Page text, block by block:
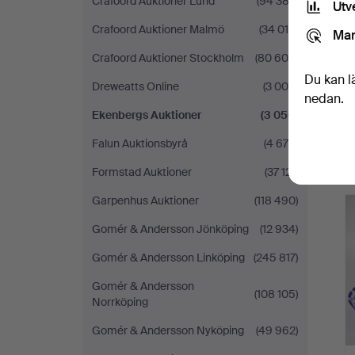
Crafoord Auktioner Malmö
(34 018)
Crafoord Auktioner Stockholm
(80 609)
Dreweatts Online
(3 000)
Ekenbergs Auktioner
(3 050)
Falun Auktionsbyrå
(4 675)
Formstad Auktioner
(37 121)
Garpenhus Auktioner
(118 490)
Gomér & Andersson Jönköping
(12 934)
Gomér & Andersson Linköping
(245 817)
Gomér & Andersson
Norrköping
(108 105)
Gomér & Andersson Nyköping
(49 962)
Du kan
nedan.